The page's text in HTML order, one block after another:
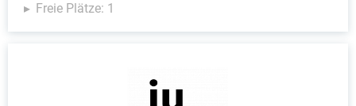
Freie Plätze: 1